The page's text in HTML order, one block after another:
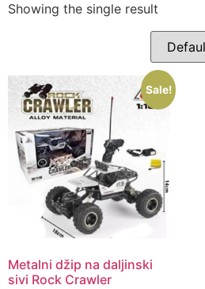
Showing the single result
Sale!
Metalni džip na daljinski
sivi Rock Crawler